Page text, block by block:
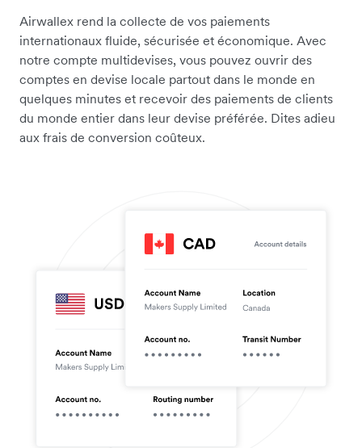
Airwallex rend la collecte de vos paiements
internationaux fluide, sécurisée et économique. Avec
notre compte multidevises, vous pouvez ouvrir des
comptes en devise locale partout dans le monde en
quelques minutes et recevoir des paiements de clients
du monde entier dans leur devise préférée. Dites adieu
aux frais de conversion coûteux.